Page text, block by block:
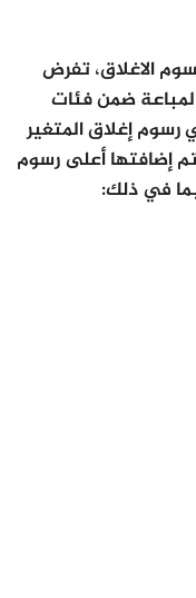
الاغلاق، تفرض
ضمن فئات
رسوم إغلاق المتغير
1.80 دولارًا ، وتتم إضافتها أعلى رسوم
في ذلك: